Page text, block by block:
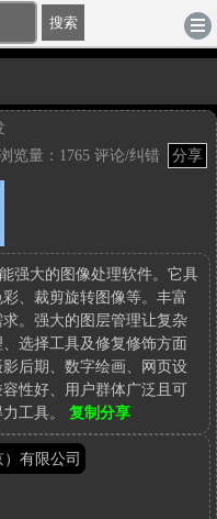
账户充值| 电脑版
搜索
览量：1765 评论/纠错
分享
强大的图像处理软件。它具
、裁剪旋转图像等。丰富
。强大的图层管理让复杂
选择工具及修复修饰方面
后期、数字绘画、网页设
性好、用户群体广泛且可
工具。 复制分享
有限公司